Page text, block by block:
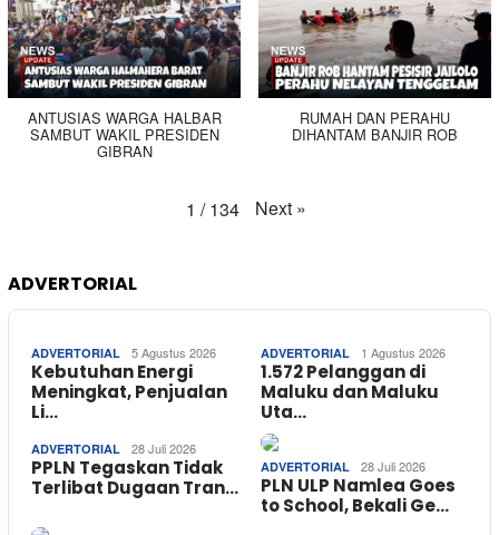
ANTUSIAS WARGA HALBAR
SAMBUT WAKIL PRESIDEN
GIBRAN
RUMAH DAN PERAHU
DIHANTAM BANJIR ROB
1 / 134 Next »
ADVERTORIAL
ADVERTORIAL 5 Agustus 2026
Kebutuhan Energi
Meningkat, Penjualan
Li…
ADVERTORIAL 1 Agustus 2026
1.572 Pelanggan di
Maluku dan Maluku
Uta…
ADVERTORIAL 28 Juli 2026
PPLN Tegaskan Tidak
Terlibat Dugaan Tran…
ADVERTORIAL 28 Juli 2026
PLN ULP Namlea Goes
to School, Bekali Ge…